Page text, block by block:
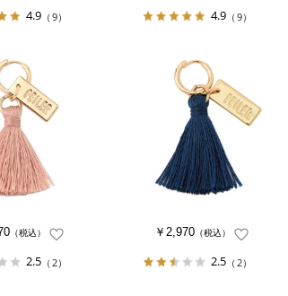
4.9 （9） 4.9 （9）
（税込）
2.5 （2）
￥2,970（税込）
2.5 （2）